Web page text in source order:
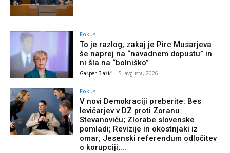
Fokus
To je razlog, zakaj je Pirc Musarjeva
še naprej na “navadnem dopustu” in
ni šla na “bolniško”
Gašper Blažič - 5. avgusta, 2026
Fokus
V novi Demokraciji preberite: Bes
levičarjev v DZ proti Zoranu
Stevanoviću; Zlorabe slovenske
pomladi; Revizije in okostnjaki iz
omar; Jesenski referendum odločitev
o korupciji;...